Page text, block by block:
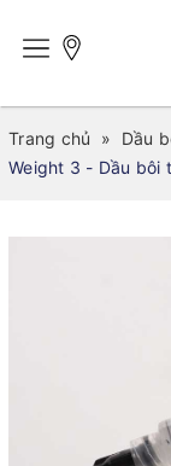
Trang chủ » Dầu
Weight 3 - Dầu bôi